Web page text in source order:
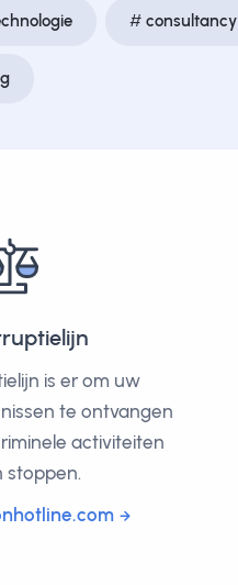
consultancy
is er om uw
te ontvangen
activiteiten
stoppen.